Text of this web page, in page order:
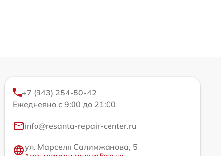
+7 (843) 254-50-42
Ежедневно с 9:00 до 21:00
info@resanta-repair-center.ru
ул. Марселя Салимжанова, 5